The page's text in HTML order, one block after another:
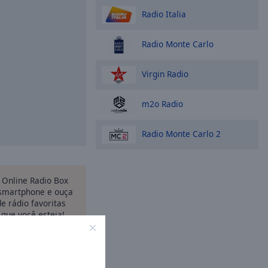
Radio Box
e ouça
rádio favoritas
você esteja!
Radio Italia
Radio Monte Carlo
Virgin Radio
m2o Radio
Radio Monte Carlo 2